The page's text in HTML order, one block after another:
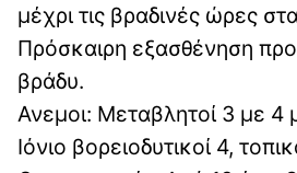
μέχρι τις βραδινές ώρες
Πρόσκαιρη εξασθένηση
βράδυ.
Ανεμοι: Μεταβλητοί 3 με 4
Ιόνιο βορειοδυτικοί 4,